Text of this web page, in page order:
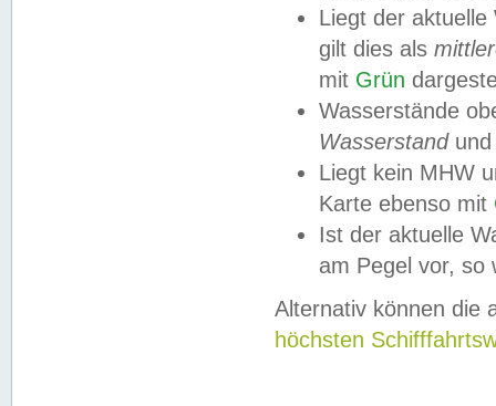
Liegt der
gilt dies als
mit Grün
Wasserstände
Wasserstandund
Liegt kein MHW
Karte ebenso mit
Ist der aktuelle
am Pegel vor,
Alternativ können die
höchsten